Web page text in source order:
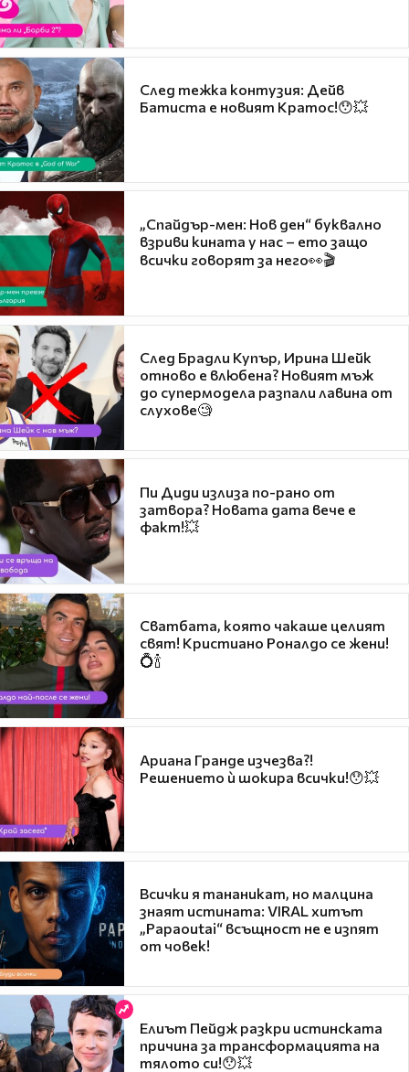
След тежка контузия: Дейв
Батиста е новият Кратос!😯💥
„Спайдър-мен: Нов ден“ буквално
взриви кината у нас – ето защо
всички говорят за него👀🎬
След Брадли Купър, Ирина Шейк
отново е влюбена? Новият мъж
до супермодела разпали лавина от
слухове🧐
Пи Диди излиза по-рано от
затвора? Новата дата вече е
факт!💥
Сватбата, която чакаше целият
свят! Кристиано Роналдо се жени!
💍🍾
Ариана Гранде изчезва?!
Решението ѝ шокира всички!😯💥
Всички я тананикат, но малцина
знаят истината: VIRAL хитът
„Papaoutai“ всъщност не е изпят
от човек!
Елиът Пейдж разкри истинската
причина за трансформацията на
тялото си!😯💥